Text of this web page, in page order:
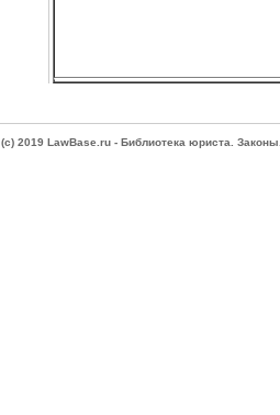
(c) 2019 LawBase.ru - Библиотека юриста.